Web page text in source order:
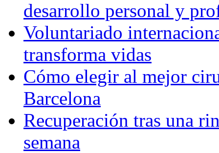
desarrollo personal y
Voluntariado
transforma vidas
Cómo elegir al mejor
Barcelona
Recuperación tras una
semana